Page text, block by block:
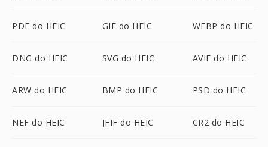
PDF do HEIC GIF do HEIC WEBP do HEIC
DNG do HEIC SVG do HEIC AVIF do HEIC
ARW do HEIC BMP do HEIC PSD do HEIC
NEF do HEIC JFIF do HEIC CR2 do HEIC